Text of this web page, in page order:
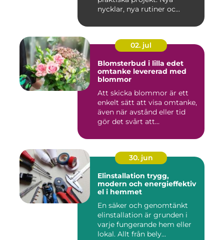
nycklar, nya rutiner oc...
02. jul
Blomsterbud i lilla edet
omtanke levererad med
blommor
Att skicka blommor är ett
enkelt sätt att visa omtanke,
även när avstånd eller tid
gör det svårt att...
30. jun
Elinstallation trygg,
modern och energieffektiv
el i hemmet
En säker och genomtänkt
elinstallation är grunden i
varje fungerande hem eller
lokal. Allt från bely...